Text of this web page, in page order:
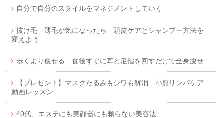
自分で自分のスタイルをマネジメントしていく
抜け毛 薄毛が気になったら 頭皮ケアとシャンプー方法を
変えよう
歩くより痩せる 食後すぐに耳と足指を回すだけで全身痩せ
【プレゼント】マスクたるみもシワも解消 小顔リンパケア
動画レッスン
40代、エステにも美顔器にも頼らない美容法